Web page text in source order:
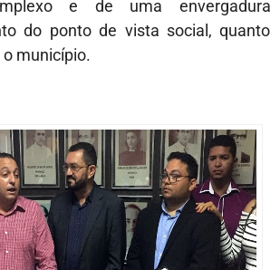
e de uma envergadura
do ponto de vista social, quanto
município.